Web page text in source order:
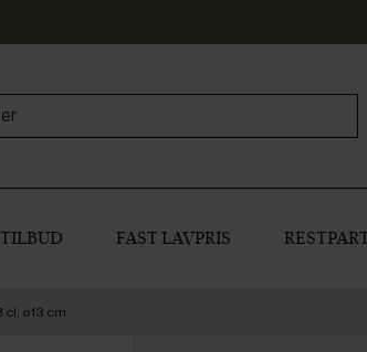
TILBUD FAST LAVPRIS
ø13 cm